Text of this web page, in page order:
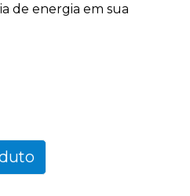
de energia em sua